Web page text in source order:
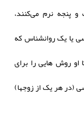
پنجه نرم می‌کنند،
یا یک روانشناس که
او روش هایی را برای
(در هر یک از زوجها)